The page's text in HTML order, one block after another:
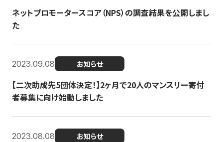
ネットプロモータースコア（NPS）の調査結果を公開しまし
た
2023.09.08 お知らせ
【二次助成先5団体決定！】2ヶ月で20人のマンスリー寄付
者募集に向け始動しました
2023.08.08 お知らせ